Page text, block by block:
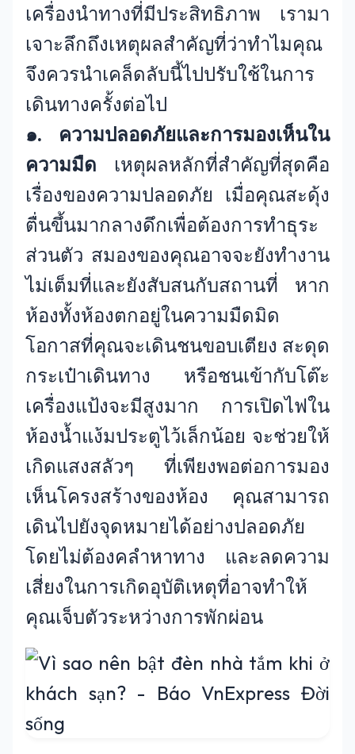
เครื่องนำทางที่มีประสิทธิภาพ เรามา
เจาะลึกถึงเหตุผลสำคัญที่ว่าทำไมคุณ
จึงควรนำเคล็ดลับนี้ไปปรับใช้ในการ
เดินทางครั้งต่อไป
๑. ความปลอดภัยและการมองเห็นใน
ความมืด เหตุผลหลักที่สำคัญที่สุดคือ
เรื่องของความปลอดภัย เมื่อคุณสะดุ้ง
ตื่นขึ้นมากลางดึกเพื่อต้องการทำธุระ
ส่วนตัว สมองของคุณอาจจะยังทำงาน
ไม่เต็มที่และยังสับสนกับสถานที่ หาก
ห้องทั้งห้องตกอยู่ในความมืดมิด
โอกาสที่คุณจะเดินชนขอบเตียง สะดุด
กระเป๋าเดินทาง หรือชนเข้ากับโต๊ะ
เครื่องแป้งจะมีสูงมาก การเปิดไฟใน
ห้องน้ำแง้มประตูไว้เล็กน้อย จะช่วยให้
เกิดแสงสลัวๆ ที่เพียงพอต่อการมอง
เห็นโครงสร้างของห้อง คุณสามารถ
เดินไปยังจุดหมายได้อย่างปลอดภัย
โดยไม่ต้องคลำหาทาง และลดความ
เสี่ยงในการเกิดอุบัติเหตุที่อาจทำให้
คุณเจ็บตัวระหว่างการพักผ่อน